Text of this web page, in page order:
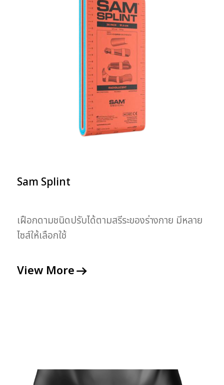
Sam Splint
เฝือกดามชนิดปรับได้ตามสรีระของร่างกาย มีหลาย
ไซส์ให้เลือกใช้
View More